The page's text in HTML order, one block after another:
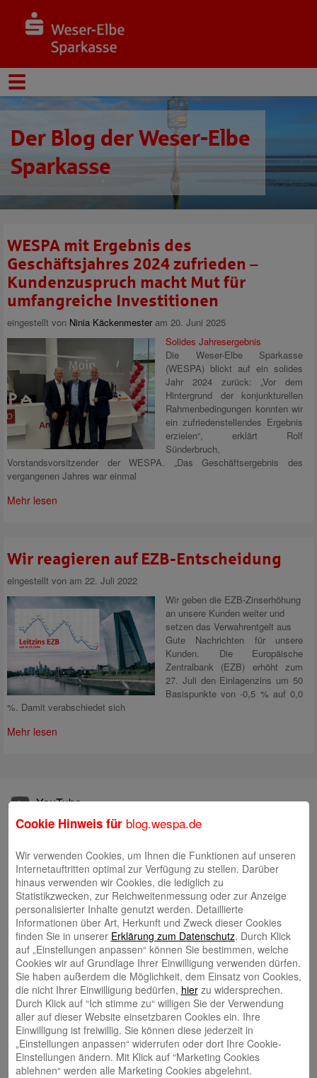
Der Blog der Weser-Elbe
Sparkasse
WESPA mit Ergebnis des
Geschäftsjahres 2024 zufrieden –
Kundenzuspruch macht Mut für
umfangreiche Investitionen
eingestellt von Ninia Käckenmester am 20. Juni 2025
Solides Jahresergebnis
Die Weser-Elbe Sparkasse
(WESPA) blickt auf ein solides
Jahr 2024 zurück: „Vor dem
Hintergrund der konjunkturellen
Rahmenbedingungen konnten wir
ein zufriedenstellendes Ergebnis
erzielen“, erklärt Rolf
Sünderbruch,
Vorstandsvorsitzender der WESPA. „Das Geschäftsergebnis des
vergangenen Jahres war einmal
Mehr lesen
Wir reagieren auf EZB-Entscheidung
eingestellt von am 22. Juli 2022
Wir geben die EZB-Zinserhöhung
an unsere Kunden weiter und
setzen das Verwahrentgelt aus
Gute Nachrichten für unsere
Kunden. Die Europäische
Zentralbank (EZB) erhöht zum
27. Juli den Einlagenzins um 50
Basispunkte von -0,5 % auf 0,0
%. Damit verabschiedet sich
Mehr lesen
YouTube
Tim Beling
Eva Bläsen
Tina Blatz-Ruhnau
Cookie Hinweis für blog.wespa.de
Wir verwenden Cookies, um Ihnen die Funktionen auf unseren
Internetauftritten optimal zur Verfügung zu stellen. Darüber
hinaus verwenden wir Cookies, die lediglich zu
Statistikzwecken, zur Reichweitenmessung oder zur Anzeige
personalisierter Inhalte genutzt werden. Detaillierte
Informationen über Art, Herkunft und Zweck dieser Cookies
finden Sie in unserer Erklärung zum Datenschutz. Durch Klick
auf „Einstellungen anpassen“ können Sie bestimmen, welche
Cookies wir auf Grundlage Ihrer Einwilligung verwenden dürfen.
Sie haben außerdem die Möglichkeit, dem Einsatz von Cookies,
die nicht Ihrer Einwilligung bedürfen, hierzu widersprechen.
Durch Klick auf “Ich stimme zu“ willigen Sie der Verwendung
aller auf dieser Website einsetzbaren Cookies ein. Ihre
Einwilligung ist freiwillig. Sie können diese jederzeit in
„Einstellungen anpassen“ widerrufen oder dort Ihre Cookie-
Einstellungen ändern. Mit Klick auf “Marketing Cookies
ablehnen“ werden alle Marketing Cookies abgelehnt.